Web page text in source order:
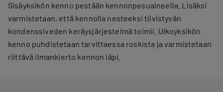
Sisäyksikön kenno pestään kennonpesuaineella. Lisäksi
varmistetaan, että kennolla nesteeksi tiivistyvän
kondenssiveden keräysjärjestelmä toimii. Ulkoyksikön
kenno puhdistetaan tarvittaessa roskista ja varmistetaan
riittävä ilmankierto kennon läpi.